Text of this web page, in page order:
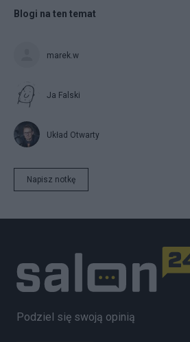
Blogi na ten temat
marek.w
Ja Falski
Układ Otwarty
Napisz notkę
Podziel się swoją opinią